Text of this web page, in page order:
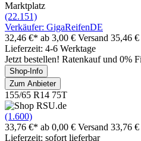
Marktplatz
(22.151)
Verkäufer: GigaReifenDE
32,46 €* ab 3,00 € Versand 35,46 €
Lieferzeit: 4-6 Werktage
Jetzt bestellen! Ratenkauf und 0%
Shop-Info
Zum Anbieter
155/65 R14 75T
(1.600)
33,76 €* ab 0,00 € Versand 33,76 €
Lieferzeit: sofort lieferbar